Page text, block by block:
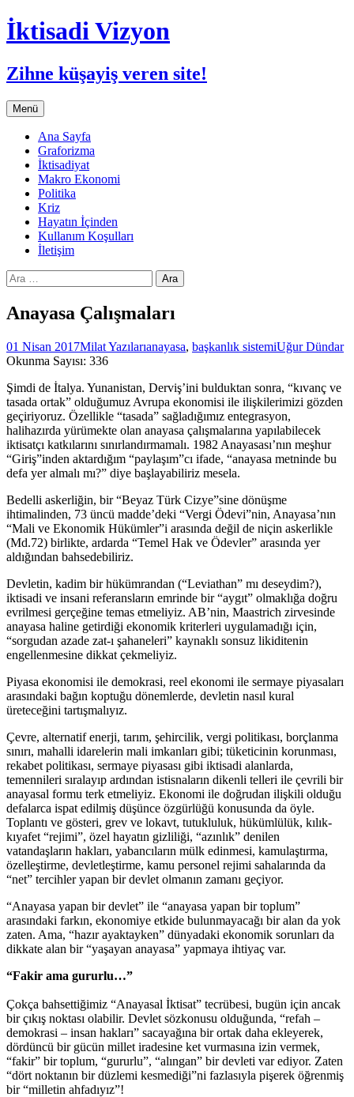
İktisadi Vizyon
Zihne küşayiş veren site!
Menü İçeriğe
atla
Ana Sayfa
Graforizma
İktisadiyat
Makro Ekonomi
Politika
Kriz
Hayatın İçinden
Kullanım Koşulları
İletişim
Arama:
Anayasa Çalışmaları
01 Nisan 2017Milat Yazılarıanayasa, başkanlık sistemiUğur Dündar
Okunma Sayısı: 336
Şimdi de İtalya. Yunanistan, Derviş’ini bulduktan sonra, “kıvanç ve
tasada ortak” olduğumuz Avrupa ekonomisi ile ilişkilerimizi gözden
geçiriyoruz. Özellikle “tasada” sağladığımız entegrasyon,
halihazırda yürümekte olan anayasa çalışmalarına yapılabilecek
iktisatçı katkılarını sınırlandırmamalı. 1982 Anayasası’nın meşhur
“Giriş”inden aktardığım “paylaşım”cı ifade, “anayasa metninde bu
defa yer almalı mı?” diye başlayabiliriz mesela.
Bedelli askerliğin, bir “Beyaz Türk Cizye”sine dönüşme
ihtimalinden, 73 üncü madde’deki “Vergi Ödevi”nin, Anayasa’nın
“Mali ve Ekonomik Hükümler”i arasında değil de niçin askerlikle
(Md.72) birlikte, ardarda “Temel Hak ve Ödevler” arasında yer
aldığından bahsedebiliriz.
Devletin, kadim bir hükümrandan (“Leviathan” mı deseydim?),
iktisadi ve insani referansların emrinde bir “aygıt” olmaklığa doğru
evrilmesi gerçeğine temas etmeliyiz. AB’nin, Maastrich zirvesinde
anayasa haline getirdiği ekonomik kriterleri uygulamadığı için,
“sorgudan azade zat-ı şahaneleri” kaynaklı sonsuz likiditenin
engellenmesine dikkat çekmeliyiz.
Piyasa ekonomisi ile demokrasi, reel ekonomi ile sermaye piyasaları
arasındaki bağın koptuğu dönemlerde, devletin nasıl kural
üreteceğini tartışmalıyız.
Çevre, alternatif enerji, tarım, şehircilik, vergi politikası, borçlanma
sınırı, mahalli idarelerin mali imkanları gibi; tüketicinin korunması,
rekabet politikası, sermaye piyasası gibi iktisadi alanlarda,
temennileri sıralayıp ardından istisnaların dikenli telleri ile çevrili bir
anayasal formu terk etmeliyiz. Ekonomi ile doğrudan ilişkili olduğu
defalarca ispat edilmiş düşünce özgürlüğü konusunda da öyle.
Toplantı ve gösteri, grev ve lokavt, tutukluluk, hükümlülük, kılık-
kıyafet “rejimi”, özel hayatın gizliliği, “azınlık” denilen
vatandaşların hakları, yabancıların mülk edinmesi, kamulaştırma,
özelleştirme, devletleştirme, kamu personel rejimi sahalarında da
“net” tercihler yapan bir devlet olmanın zamanı geçiyor.
“Anayasa yapan bir devlet” ile “anayasa yapan bir toplum”
arasındaki farkın, ekonomiye etkide bulunmayacağı bir alan da yok
zaten. Ama, “hazır ayaktayken” dünyadaki ekonomik sorunları da
dikkate alan bir “yaşayan anayasa” yapmaya ihtiyaç var.
“Fakir ama gururlu…”
Çokça bahsettiğimiz “Anayasal İktisat” tecrübesi, bugün için ancak
bir çıkış noktası olabilir. Devlet sözkonusu olduğunda, “refah –
demokrasi – insan hakları” sacayağına bir ortak daha ekleyerek,
dördüncü bir gücün millet iradesine ket vurmasına izin vermek,
“fakir” bir toplum, “gururlu”, “alıngan” bir devleti var ediyor. Zaten
“dört noktanın bir düzlemi kesmediği”ni fazlasıyla pişerek öğrenmiş
bir “milletin ahfadıyız”!